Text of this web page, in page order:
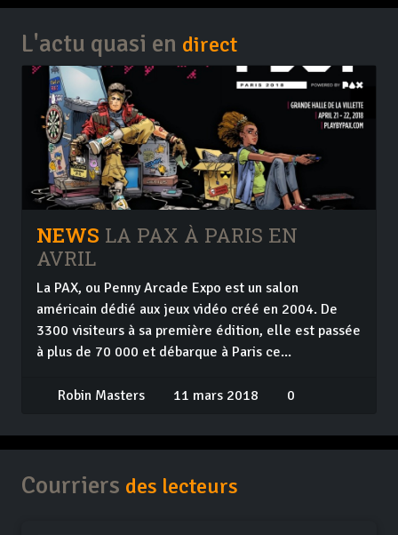
L'actu quasi en direct
NEWS LA PAX À PARIS EN
AVRIL
La PAX, ou Penny Arcade Expo est un salon
américain dédié aux jeux vidéo créé en 2004. De
3300 visiteurs à sa première édition, elle est passée
à plus de 70 000 et débarque à Paris ce...
Robin Masters 11 mars 2018 0
Courriers des lecteurs